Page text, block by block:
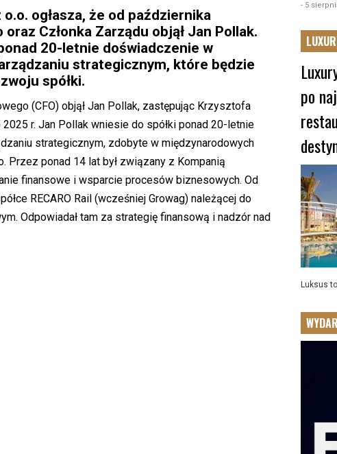
ogłasza, że od października
Członka Zarządu objął Jan Pollak.
20-letnie doświadczenie w
strategicznym, które będzie
spółki.
(CFO) objął Jan Pollak, zastępując Krzysztofa
r. Jan Pollak wniesie do spółki ponad 20-letnie
strategicznym, zdobyte w międzynarodowych
Przez ponad 14 lat był związany z Kompanią
finansowe i wsparcie procesów biznesowych. Od
RECARO Rail (wcześniej Growag) należącej do
Odpowiadał tam za strategię finansową i nadzór nad
- 5
po
Luksus